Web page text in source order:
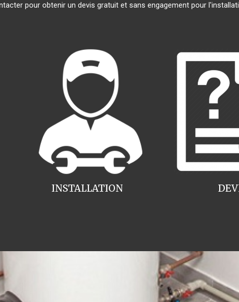
pour obtenir un devis gratuit et sans engagement pour
INSTALLATION